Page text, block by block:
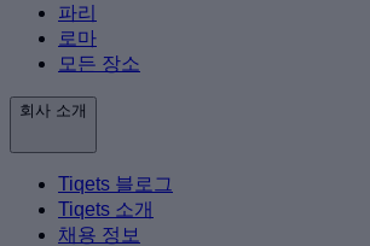
파리
로마
모든 장소
회사 소개
Tiqets 블로그
Tiqets 소개
채용 정보